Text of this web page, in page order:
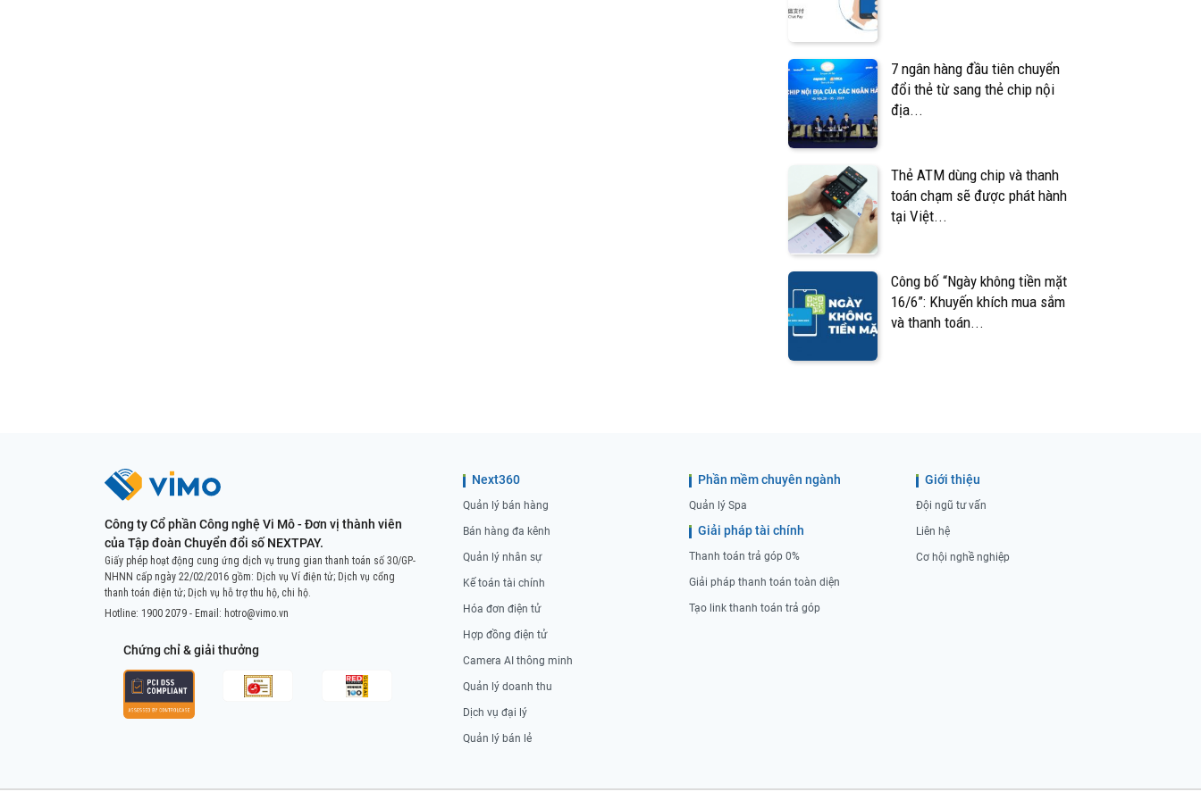
7 ngân hàng đầu tiên chuyển
đổi thẻ từ sang thẻ chip nội
địa...
Thẻ ATM dùng chip và thanh
toán chạm sẽ được phát hành
tại Việt...
Công bố “Ngày không tiền mặt
16/6”: Khuyến khích mua sắm
và thanh toán...
Công ty Cổ phần Công nghệ Vi Mô - Đơn vị thành viên
của Tập đoàn Chuyển đổi số NEXTPAY.
Giấy phép hoạt động cung ứng dịch vụ trung gian thanh toán số 30/GP-
NHNN cấp ngày 22/02/2016 gồm: Dịch vụ Ví điện tử; Dịch vụ cổng
thanh toán điện tử; Dịch vụ hỗ trợ thu hộ, chi hộ.
Hotline: 1900 2079 - Email: hotro@vimo.vn
Chứng chỉ & giải thưởng
Next360
Quản lý bán hàng
Bán hàng đa kênh
Quản lý nhân sự
Kế toán tài chính
Hóa đơn điện tử
Hợp đồng điện tử
Camera AI thông minh
Quản lý doanh thu
Dịch vụ đại lý
Quản lý bán lẻ
Phần mềm chuyên ngành
Quản lý Spa
Giải pháp tài chính
Thanh toán trả góp 0%
Giải pháp thanh toán toàn diện
Tạo link thanh toán trả góp
Giới thiệu
Đội ngũ tư vấn
Liên hệ
Cơ hội nghề nghiệp